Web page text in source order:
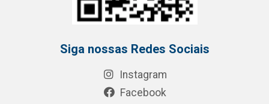
Siga nossas Redes Sociais
Instagram
Facebook